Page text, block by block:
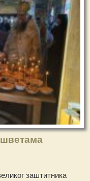
заштитника